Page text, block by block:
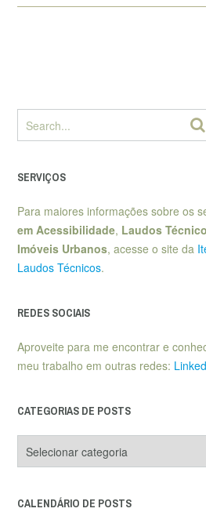
SERVIÇOS
Para maiores informações sobre os
em Acessibilidade, Laudos
Imóveis Urbanos, acesse o site da
Laudos Técnicos.
REDES SOCIAIS
Aproveite para me encontrar e
meu trabalho em outras redes:
CATEGORIAS DE POSTS
de
CALENDÁRIO DE POSTS